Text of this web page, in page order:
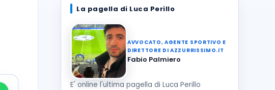
La pagella di Luca Perillo
AVVOCATO, AGENTE SPORTIVO E
DIRETTORE DI AZZURRISSIMO.IT
Fabio Palmiero
E' online l'ultima pagella di Luca Perillo